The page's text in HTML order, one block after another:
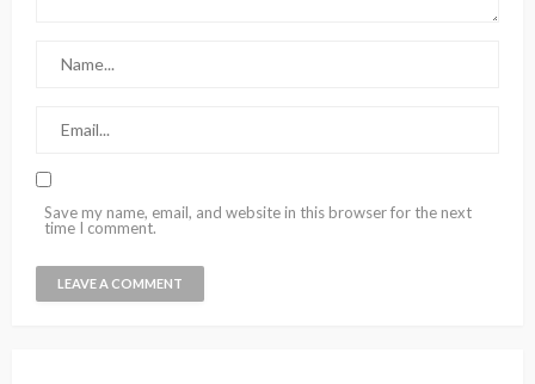
Save my name, email, and website in this browser for the next
time I comment.